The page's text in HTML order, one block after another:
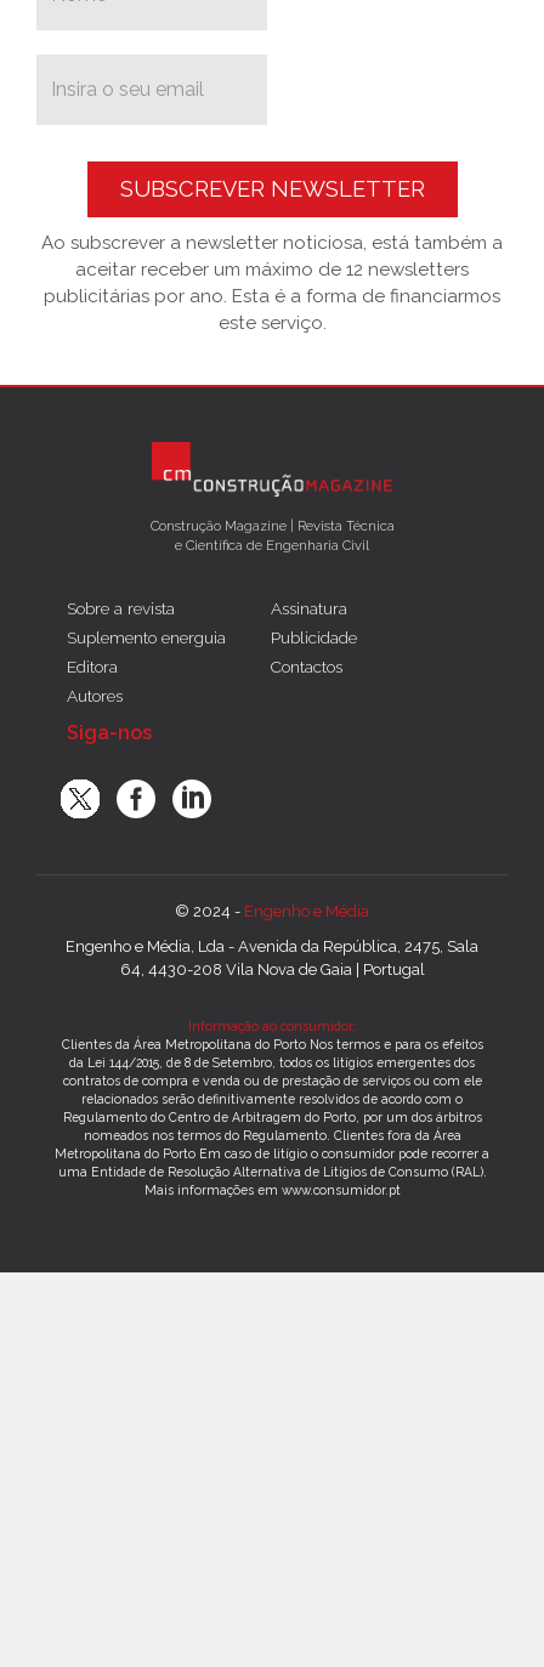
SUBSCREVER NEWSLETTER
Ao subscrever a newsletter noticiosa, está também a
aceitar receber um máximo de 12 newsletters
publicitárias por ano. Esta é a forma de financiarmos
este serviço.
Construção Magazine | Revista Técnica
e Científica de Engenharia Civil
Sobre a revista
Suplemento energuia
Editora
Autores
Assinatura
Publicidade
Contactos
Siga-nos
© 2024 - Engenho e Média
Engenho e Média, Lda - Avenida da República, 2475, Sala
64, 4430-208 Vila Nova de Gaia | Portugal
Informação ao consumidor:
Clientes da Área Metropolitana do Porto Nos termos e para os efeitos
da Lei 144/2015, de 8 de Setembro, todos os litígios emergentes dos
contratos de compra e venda ou de prestação de serviços ou com ele
relacionados serão definitivamente resolvidos de acordo com o
Regulamento do Centro de Arbitragem do Porto, por um dos árbitros
nomeados nos termos do Regulamento. Clientes fora da Área
Metropolitana do Porto Em caso de litígio o consumidor pode recorrer a
uma Entidade de Resolução Alternativa de Litígios de Consumo (RAL).
Mais informações em www.consumidor.pt